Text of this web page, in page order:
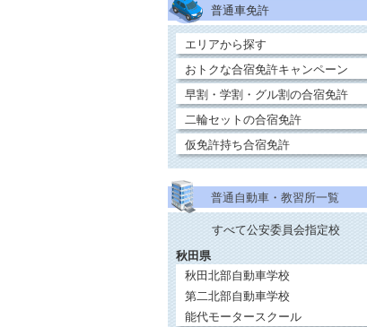
普通車免許
エリアから探す
おトクな合宿免許キャンペーン
早割・学割・グル割の合宿免許
二輪セットの合宿免許
仮免許持ち合宿免許
普通自動車・教習所一覧
すべて公安委員会指定校
秋田県
秋田北部自動車学校
第二北部自動車学校
能代モータースクール